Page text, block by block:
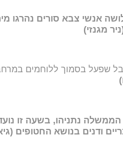
אנשי צבא סורים נהרגו
מגנזי)
שפעל בסמוך ללוחמים
נתניהו, בשעה זו
ודנים בנושא החטופים